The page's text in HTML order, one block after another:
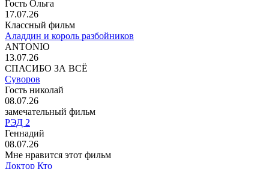
Гость Ольга
17.07.26
Классный фильм
Аладдин и король разбойников
ANTONIO
13.07.26
СПАСИБО ЗА ВСЁ
Суворов
Гость николай
08.07.26
замечательный фильм
РЭД 2
Геннадий
08.07.26
Мне нравится этот фильм
Доктор Кто